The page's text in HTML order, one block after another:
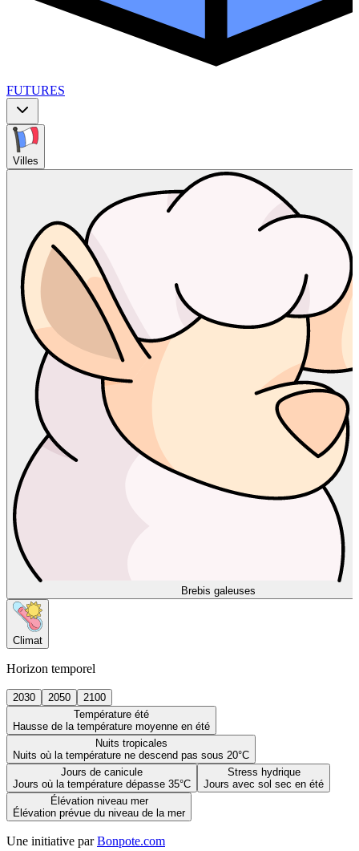
FUTURES
Villes
Brebis galeuses
Climat
Horizon temporel
2030 2050
2100
Température été
Hausse de la température moyenne en été
Nuits tropicales
Nuits où la température ne descend pas sous 20°C
Jours de canicule
Jours où la température dépasse 35°C
Stress hydrique
Jours avec sol sec en été
Élévation niveau mer
Élévation prévue du niveau de la mer
Une initiative par Bonpote.com